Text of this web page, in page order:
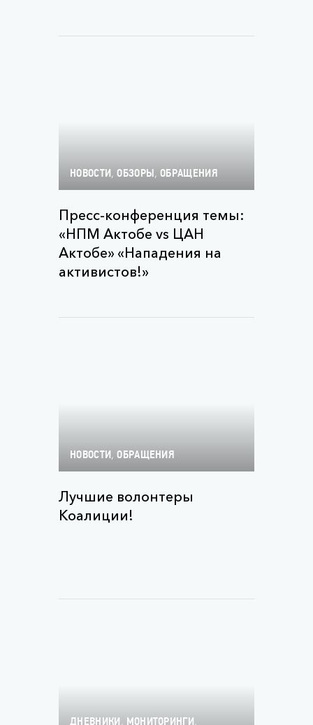
НОВОСТИ,ОБЗОРЫ ,ОБРАЩЕНИЯ
Пресс-конференция темы:
«НПМ Актобе vs ЦАН
Актобе» «Нападения на
активистов!»
НОВОСТИ,ОБРАЩЕНИЯ
Лучшие волонтеры
Коалиции!
ДНЕВНИКИ , МОНИТОРИНГИ,